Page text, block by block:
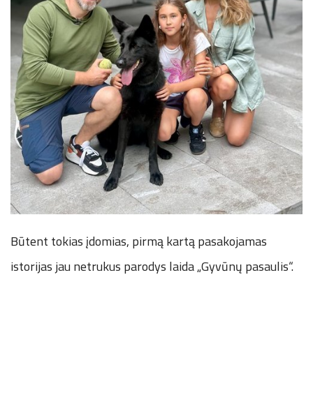
Būtent tokias įdomias, pirmą kartą pasakojamas
istorijas jau netrukus parodys laida „Gyvūnų pasaulis“.